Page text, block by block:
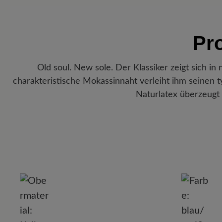
Old soul. New sole. Der Klassiker zeigt sich
charakteristische Mokassinnaht verleiht ihm seinen
Naturlatex